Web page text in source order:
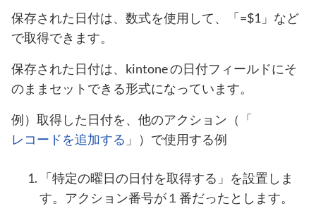
保存された日付は、数式を使用して、「=$1」など
で取得できます。
保存された日付は、kintone の日付フィールドにそ
のままセットできる形式になっています。
例）取得した日付を、他のアクション（「
レコードを追加する 」）で使用する例
「特定の曜日の日付を取得する」を設置しま
す。アクション番号が１番だったとします。